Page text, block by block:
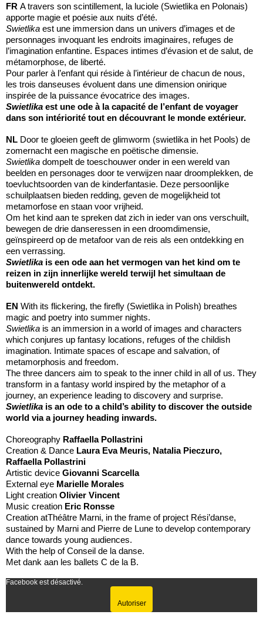
FR A travers son scintillement, la luciole (Swietlika en Polonais)
apporte magie et poésie aux nuits d’été.
Swietlika est une immersion dans un univers d’images et de
personnages invoquant les endroits imaginaires, refuges de
l’imagination enfantine. Espaces intimes d’évasion et de salut, de
métamorphose, de liberté.
Pour parler à l’enfant qui réside à l’intérieur de chacun de nous,
les trois danseuses évoluent dans une dimension onirique
inspirée de la puissance évocatrice des images.
Swietlika est une ode à la capacité de l’enfant de voyager
dans son intériorité tout en découvrant le monde extérieur.
NL Door te gloeien geeft de glimworm (swietlika in het Pools) de
zomernacht een magische en poëtische dimensie.
Swietlika dompelt de toeschouwer onder in een wereld van
beelden en personages door te verwijzen naar droomplekken, de
toevluchtsoorden van de kinderfantasie. Deze persoonlijke
schuilplaatsen bieden redding, geven de mogelijkheid tot
metamorfose en staan voor vrijheid.
Om het kind aan te spreken dat zich in ieder van ons verschuilt,
bewegen de drie danseressen in een droomdimensie,
geïnspireerd op de metafoor van de reis als een ontdekking en
een verrassing.
Swietlika is een ode aan het vermogen van het kind om te
reizen in zijn innerlijke wereld terwijl het simultaan de
buitenwereld ontdekt.
EN With its flickering, the firefly (Swietlika in Polish) breathes
magic and poetry into summer nights.
Swietlika is an immersion in a world of images and characters
which conjures up fantasy locations, refuges of the childish
imagination. Intimate spaces of escape and salvation, of
metamorphosis and freedom.
The three dancers aim to speak to the inner child in all of us. They
transform in a fantasy world inspired by the metaphor of a
journey, an experience leading to discovery and surprise.
Swietlika is an ode to a child’s ability to discover the outside
world via a journey heading inwards.
Choreography Raffaella Pollastrini
Creation & Dance Laura Eva Meuris, Natalia Pieczuro,
Raffaella Pollastrini
Artistic device Giovanni Scarcella
External eye Marielle Morales
Light creation Olivier Vincent
Music creation Eric Ronsse
Creation atThéâtre Marni, in the frame of project Rési’danse,
sustained by Marni and Pierre de Lune to develop contemporary
dance towards young audiences.
With the help of Conseil de la danse.
Met dank aan les ballets C de la B.
Facebook est désactivé.
Autoriser